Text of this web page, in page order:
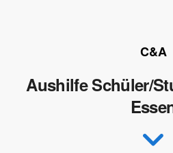
C&A
Aushilfe Schüler/